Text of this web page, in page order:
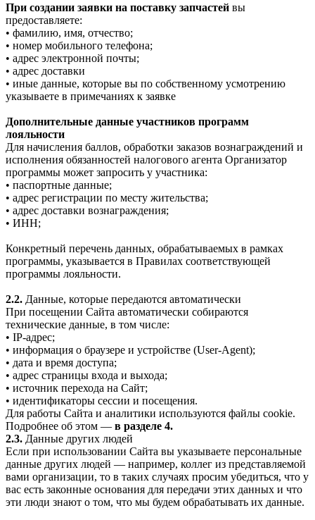
При создании заявки на поставку запчастей вы
предоставляете:
• фамилию, имя, отчество;
• номер мобильного телефона;
• адрес электронной почты;
• адрес доставки
• иные данные, которые вы по собственному усмотрению
указываете в примечаниях к заявке
Дополнительные данные участников программ
лояльности
Для начисления баллов, обработки заказов вознаграждений и
исполнения обязанностей налогового агента Организатор
программы может запросить у участника:
• паспортные данные;
• адрес регистрации по месту жительства;
• адрес доставки вознаграждения;
• ИНН;
Конкретный перечень данных, обрабатываемых в рамках
программы, указывается в Правилах соответствующей
программы лояльности.
2.2. Данные, которые передаются автоматически
При посещении Сайта автоматически собираются
технические данные, в том числе:
• IP-адрес;
• информация о браузере и устройстве (User-Agent);
• дата и время доступа;
• адрес страницы входа и выхода;
• источник перехода на Сайт;
• идентификаторы сессии и посещения.
Для работы Сайта и аналитики используются файлы cookie.
Подробнее об этом — в разделе 4.
2.3. Данные других людей
Если при использовании Сайта вы указываете персональные
данные других людей — например, коллег из представляемой
вами организации, то в таких случаях просим убедиться, что у
вас есть законные основания для передачи этих данных и что
эти люди знают о том, что мы будем обрабатывать их данные.